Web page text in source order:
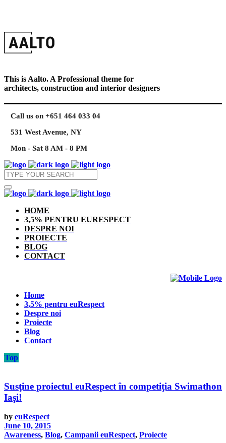
This is Aalto. A Professional theme for
architects, construction and interior designers
Call us on +651 464 033 04
531 West Avenue, NY
Mon - Sat 8 AM - 8 PM
HOME
3,5% PENTRU EURESPECT
DESPRE NOI
PROIECTE
BLOG
CONTACT
Home
3,5% pentru euRespect
Despre noi
Proiecte
Blog
Contact
Top
Susţine proiectul euRespect în competiţia Swimathon
Iaşi!
by euRespect
June 10, 2015
Awareness, Blog, Campanii euRespect, Proiecte